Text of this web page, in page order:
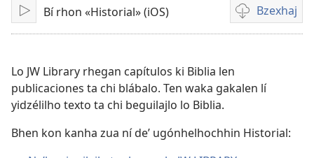
BzuaBí rhon «Historial» (iOS) Bzexhaj
Tixhe
ka
gxhexhajlo
video
ní
na
Lo JW Library rhegan capítulos ki Biblia len
publicaciones ta chi blábalo. Ten waka gakalen lí
yidzélilho texto ta chi beguilajlo lo Biblia.
Bhen kon kanha zua ní deʼ ugónhelhochhin Historial: